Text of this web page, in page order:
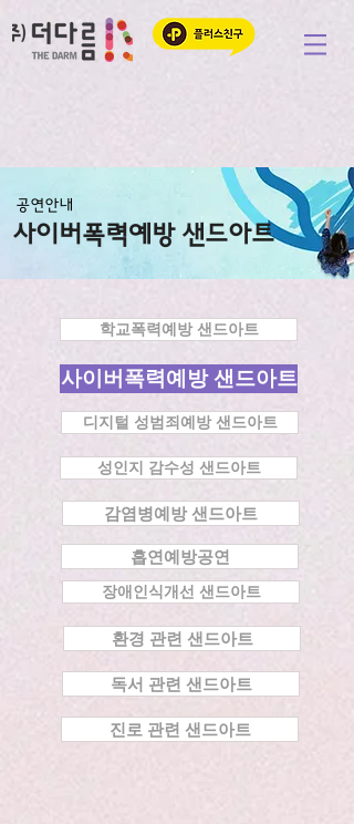
공연안내
사이버폭력예방 샌드아트
학교폭력예방 샌드아트
사이버폭력예방 샌드아트
디지털 성범죄예방 샌드아트
감염병예방 샌드아트
흡연예방공연
성인지 감수성 샌드아트
장애인식개선 샌드아트
환경 관련 샌드아트
독서 관련 샌드아트
진로 관련 샌드아트